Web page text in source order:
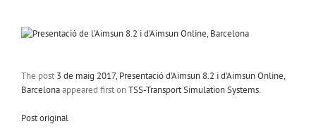
The post 3 de maig 2017, Presentació d’Aimsun 8.2 i d’Aimsun Online,
Barcelonaappeared first onTSS-Transport Simulation Systems.
Post original